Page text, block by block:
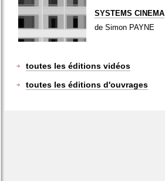
SYSTEMS CINEMA
de Simon PAYNE
toutes les éditions vidéos
toutes les éditions d'ouvrages